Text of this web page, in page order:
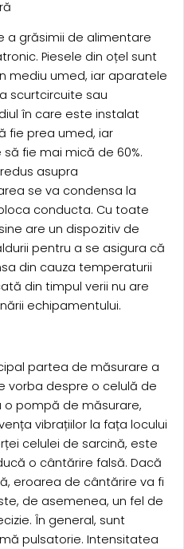
a grăsimii de alimentare
Piesele din oțel sunt
mediu umed, iar aparatele
scurtcircuite sau
în care este instalat
fie prea umed, iar
fie mai mică de 60%.
asupra
se va condensa la
conducta. Cu toate
are un dispozitiv de
pentru a se asigura că
din cauza temperaturii
din timpul verii nu are
echipamentului.
partea de măsurare a
vorba despre o celulă de
o pompă de măsurare,
vibrațiilor la fața locului
celulei de sarcină, este
o cântărire falsă. Dacă
eroarea de cântărire va fi
de asemenea, un fel de
În general, sunt
pulsatorie. Intensitatea